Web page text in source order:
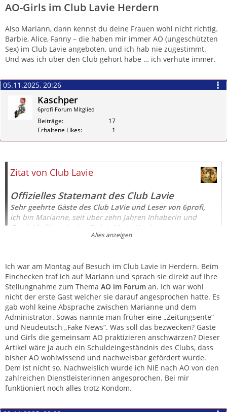
AO-Girls im Club Lavie Herdern
Also Mariann, dann kennst du deine Frauen wohl nicht richtig.
Barbie, Alice, Fanny – die haben mir immer AO (ungeschützten
Sex) im Club Lavie angeboten, und ich hab nie zugestimmt.
Und was ich über den Club gehört habe … ich verhüte immer.
05.11.2025, 20:26
Kaschper
6profi Forum Mitglied
Beiträge
17
Erhaltene Likes
1
Zitat von Club Lavie
Offizielles Statemant des Club Lavie
Sehr geehrte Gäste des Club LaVie und Leser von 6profi,
ich bin Marianne, seit über zehn Jahren Inhaberin und
Geschäftsführerin des Club LaVie in Herdern.
Anschuldigungen sind für uns nicht neu, doch ihr aktuelles
Ausmaß macht ein klares Handeln erforderlich. Auf Anraten
von 6profi und nach gemeinsamer intensiver Analyse der
Situation, habe ich gemeinsam in enger Absprache mit dem
Administrator von 6profi ein Maßnahmenpaket
ausgearbeitet, dessen Umsetzung mit dieser Mitteilung
beginnt.
Mariann
Inhaberin & Geschäftsführerin Club LaVie, Herdern
Alles anzeigen
Ich war am Montag auf Besuch im Club Lavie in Herdern. Beim
Einchecken traf ich auf Mariann und sprach sie direkt auf Ihre
Stellungnahme zum Thema AO im Forum an. Ich war wohl
nicht der erste Gast welcher sie darauf angesprochen hatte. Es
gab wohl keine Absprache zwischen Marianne und dem
Administrator. Sowas nannte man früher eine „Zeitungsente“
und Neudeutsch „Fake News“. Was soll das bezwecken? Gäste
und Girls die gemeinsam AO praktizieren anschwärzen? Dieser
Artikel wäre ja auch ein Schuldeingeständnis des Clubs, dass
bisher AO wohlwissend und nachweisbar gefördert wurde.
Dem ist nicht so. Nachweislich wurde ich NIE nach AO von den
zahlreichen Dienstleisterinnen angesprochen. Bei mir
funktioniert noch alles trotz Kondom.
Zitieren